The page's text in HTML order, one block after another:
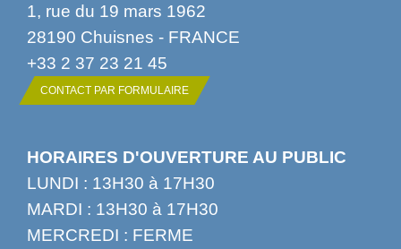
1, rue du 19 mars 1962
28190 Chuisnes - FRANCE
+33 2 37 23 21 45
CONTACT PAR FORMULAIRE
HORAIRES D'OUVERTURE AU PUBLIC
LUNDI : 13H30 à 17H30
MARDI : 13H30 à 17H30
MERCREDI : FERME